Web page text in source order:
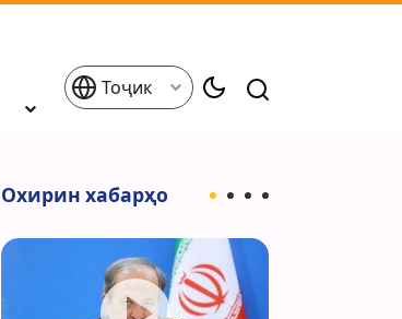
Тоҷик
Охирин хабарҳо